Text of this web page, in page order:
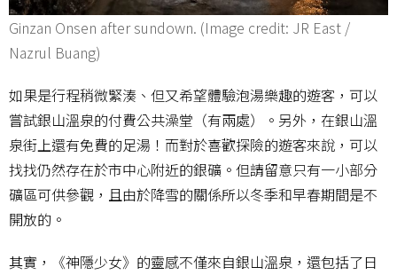
Ginzan Onsen after sundown. (Image credit: JR East /
Nazrul Buang)
如果是行程稍微緊湊、但又希望體驗泡湯樂趣的遊客，可以
嘗試銀山溫泉的付費公共澡堂（有兩處）。另外，在銀山溫
泉街上還有免費的足湯！而對於喜歡探險的遊客來說，可以
找找仍然存在於市中心附近的銀礦。但請留意只有一小部分
礦區可供參觀，且由於降雪的關係所以冬季和早春期間是不
開放的。
其實，《神隱少女》的靈感不僅來自銀山溫泉，還包括了日